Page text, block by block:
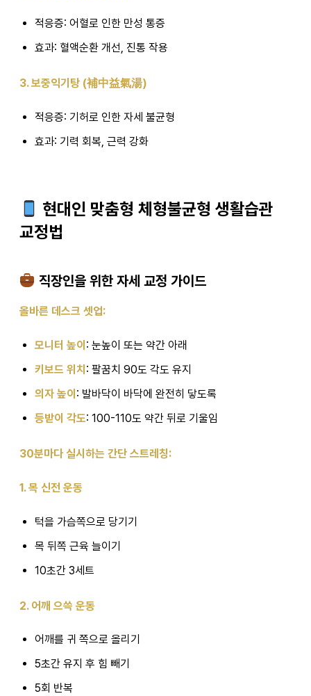
적응증: 어혈로 인한 만성 통증
효과: 혈액순환 개선, 진통 작용
3. 보중익기탕 (補中益氣湯)
적응증: 기허로 인한 자세 불균형
효과: 기력 회복, 근력 강화
현대인 맞춤형 체형불균형 생활습관
교정법
직장인을 위한 자세 교정 가이드
올바른 데스크 셋업:
모니터 높이 : 눈높이 또는 약간 아래
키보드 위치 : 팔꿈치 90도 각도 유지
의자 높이 : 발바닥이 바닥에 완전히 닿도록
등받이 각도: 100-110도 약간 뒤로 기울임
30분마다 실시하는 간단 스트레칭:
1. 목 신전 운동
턱을 가슴쪽으로 당기기
목 뒤쪽 근육 늘이기
10초간 3세트
2. 어깨 으쓱 운동
어깨를 귀 쪽으로 올리기
5초간 유지 후 힘 빼기
5회 반복